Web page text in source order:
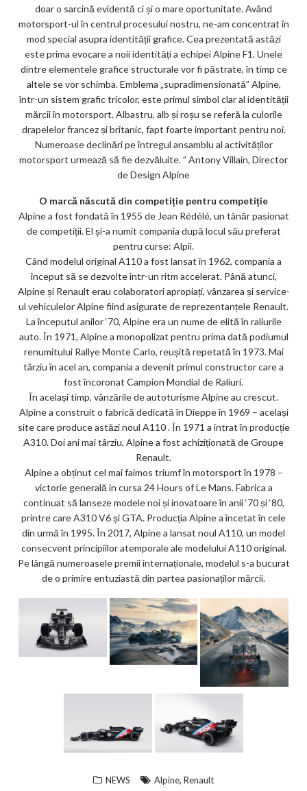
doar o sarcină evidentă ci și o mare oportunitate. Având
motorsport-ul în centrul procesului nostru, ne-am concentrat în
mod special asupra identității grafice. Cea prezentată astăzi
este prima evocare a noii identități a echipei Alpine F1. Unele
dintre elementele grafice structurale vor fi păstrate, în timp ce
altele se vor schimba. Emblema „supradimensionată” Alpine,
într-un sistem grafic tricolor, este primul simbol clar al identității
mărcii în motorsport. Albastru, alb și roșu se referă la culorile
drapelelor francez și britanic, fapt foarte important pentru noi.
Numeroase declinări pe întregul ansamblu al activităților
motorsport urmează să fie dezvăluite. ” Antony Villain, Director
de Design Alpine
O marcă născută din competiție pentru competiție
Alpine a fost fondată în 1955 de Jean Rédélé, un tânăr pasionat
de competiții. El și-a numit compania după locul său preferat
pentru curse: Alpii.
Când modelul original A110 a fost lansat în 1962, compania a
început să se dezvolte într-un ritm accelerat. Până atunci,
Alpine și Renault erau colaboratori apropiați, vânzarea și service-
ul vehiculelor Alpine fiind asigurate de reprezentanțele Renault.
La începutul anilor ‘70, Alpine era un nume de elită în raliurile
auto. În 1971, Alpine a monopolizat pentru prima dată podiumul
renumitului Rallye Monte Carlo, reușită repetată în 1973. Mai
târziu în acel an, compania a devenit primul constructor care a
fost încoronat Campion Mondial de Raliuri.
În același timp, vânzările de autoturisme Alpine au crescut.
Alpine a construit o fabrică dedicată în Dieppe în 1969 – același
site care produce astăzi noul A110 . În 1971 a intrat în producție
A310. Doi ani mai târziu, Alpine a fost achiziționată de Groupe
Renault.
Alpine a obținut cel mai faimos triumf în motorsport în 1978 –
victorie generală in cursa 24 Hours of Le Mans. Fabrica a
continuat să lanseze modele noi și inovatoare în anii ‘70 și ‘80,
printre care A310 V6 și GTA. Producția Alpine a încetat în cele
din urmă în 1995. În 2017, Alpine a lansat noul A110, un model
consecvent principiilor atemporale ale modelului A110 original.
Pe lângă numeroasele premii internaționale, modelul s-a bucurat
de o primire entuziastă din partea pasionaților mărcii.
NEWS Alpine, Renault